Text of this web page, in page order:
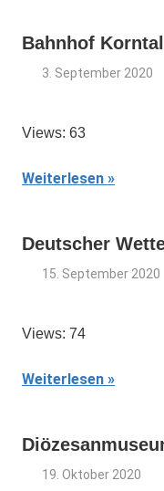
Bahnhof Korntal
3. September 2020
Views: 63
Weiterlesen
Deutscher
15. September 2020
Views: 74
Weiterlesen
19. Oktober 2020